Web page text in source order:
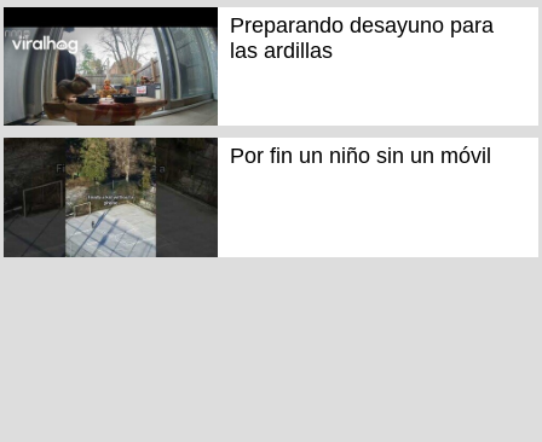
Preparando desayuno para
las ardillas
Por fin un niño sin un móvil